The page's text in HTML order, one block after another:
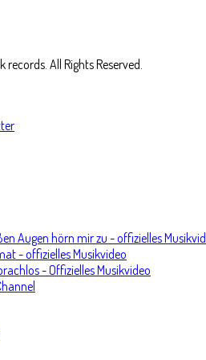
All Rights Reserved.
Augen hörn mir zu - offizielles
- offizielles Musikvideo
- Offizielles Musikvideo